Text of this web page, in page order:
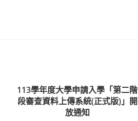
113學年度大學申請入學「第二階
段審查資料上傳系統(正式版)」開
放通知